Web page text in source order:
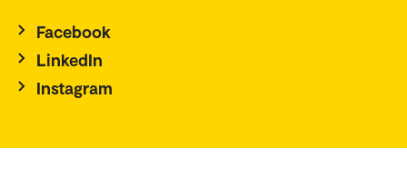
Facebook
LinkedIn
Instagram